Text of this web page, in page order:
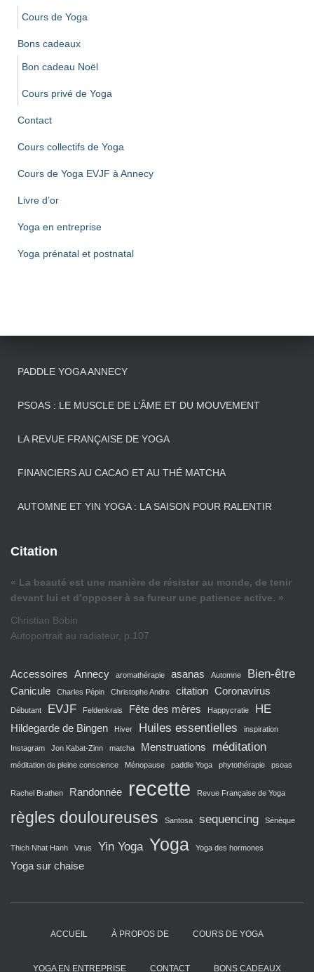
Cours de Yoga
Bons cadeaux
Bon cadeau Noël
Cours privé de Yoga
Contact
Cours collectifs de Yoga
Cours de Yoga EVJF à Annecy
Livre d’or
Yoga en entreprise
Yoga prénatal et postnatal
PADDLE YOGA ANNECY
PSOAS : LE MUSCLE DE L’ÂME ET DU MOUVEMENT
LA REVUE FRANÇAISE DE YOGA
FINANCIERS AU CACAO ET AU THÉ MATCHA
AUTOMNE ET YIN YOGA : LA SAISON POUR RALENTIR
Citation
« La beauté est une manière de résister au monde, de tenir
devant lui et d’opposer à sa fureur une patience active. »
Christian Bobin
Autoportrait au radiateur, p.107
Accessoires Annecy aromathérapie asanas Automne Bien-être
Canicule Charles Pépin Christophe Andre citation Coronavirus
Débutant EVJF Feldenkrais Fête des mères Happycratie HE
Hildegarde de Bingen Hiver Huiles essentielles inspiration
Instagram Jon Kabat-Zinn matcha Menstruations méditation
méditation de pleine conscience Ménopause paddle Yoga phytothérapie psoas
Rachel Brathen Randonnée recette Revue Française de Yoga
règles douloureuses Santosa sequencing Sénèque
Thich Nhat Hanh Virus Yin Yoga Yoga Yoga des hormones
Yoga sur chaise
ACCUEIL À PROPOS DE COURS DE YOGA
YOGA EN ENTREPRISE CONTACT BONS CADEAUX